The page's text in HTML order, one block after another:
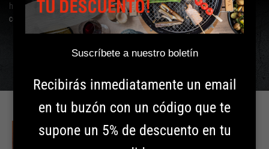
home tips & servicio
consejos
convierta su kamado en un horno de pizza con el yakiniku pizzamond
CON EL YAKINIKU PIZZAMOND
INGENIERÍA
Suscríbete a nuestro boletín
Recibirás inmediatamente un email
en tu buzón con un código que te
supone un 5% de descuento en tu